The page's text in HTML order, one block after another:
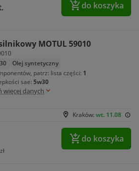
do koszyka
MOTUL 59010
Olej syntetyczny
patrz: lista części: 1
sae: 5w30
więcej danych
Kraków: wt. 11.08
do koszyka